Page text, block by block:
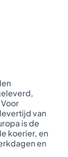
van
is de
koerier, en
en